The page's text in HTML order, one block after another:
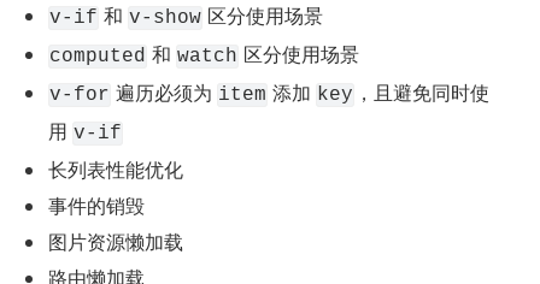
v-if 和 v-show 区分使用场景
computed 和 watch 区分使用场景
v-for 遍历必须为 item 添加 key ，且避免同时使
用 v-if
长列表性能优化
事件的销毁
图片资源懒加载
路由懒加载